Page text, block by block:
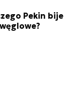
Pekin bije